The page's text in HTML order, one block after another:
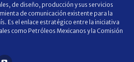
de diseño, producción y sus servicios
de comunicación existente para la
Es el enlace estratégico entre la iniciativa
como Petróleos Mexicanos y la Comisión